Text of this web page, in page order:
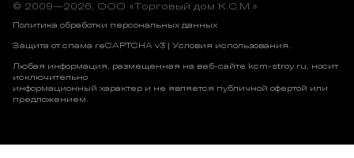
© 2009—2026, OOO «Торговый дом К.С.М.»
Политика обработки персональных данных
Защита от спама reCAPTCHA v3 | Условия использования.
Любая информация, размещенная на веб-сайте kcm-stroy.ru, носит
исключительно
информационный характер и не является публичной офертой или
предложением.